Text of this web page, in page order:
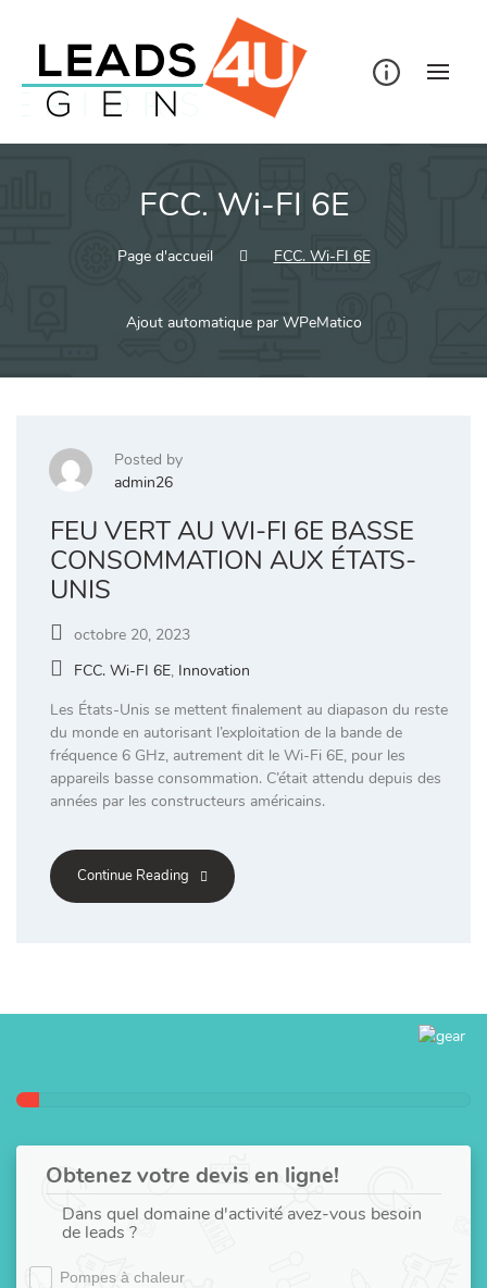
FCC. Wi-FI 6E
Page d'accueil FCC. Wi-FI 6E
Ajout automatique par WPeMatico
Posted by
admin26
FEU VERT AU WI-FI 6E BASSE
CONSOMMATION AUX ÉTATS-
UNIS
octobre 20, 2023
FCC. Wi-FI 6E, Innovation
Les États-Unis se mettent finalement au diapason du reste
du monde en autorisant l’exploitation de la bande de
fréquence 6 GHz, autrement dit le Wi-Fi 6E, pour les
appareils basse consommation. C’était attendu depuis des
années par les constructeurs américains.
Continue Reading
Obtenez votre devis en ligne!
Dans quel domaine d'activité avez-vous besoin
de leads ?
Pompes à chaleur